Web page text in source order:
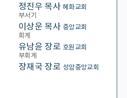
정진우 목사 혜화교회
부서기
이상운 목사 중앙교회
회계
유남윤 장로 호원교회
부회계
장재국 장로 성암중앙교회